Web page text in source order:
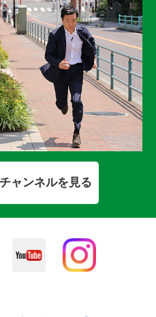
ャンネルを見る